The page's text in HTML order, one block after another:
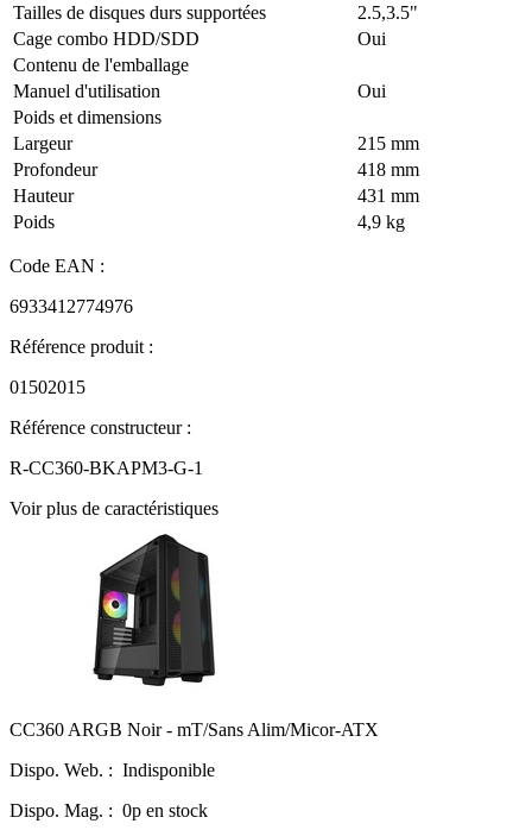
Tailles de disques durs supportées
2.5,3.5"
Cage combo HDD/SDD
Oui
Contenu de l'emballage
Manuel d'utilisation
Oui
Poids et dimensions
Largeur
215 mm
Profondeur
418 mm
Hauteur
431 mm
Poids
4,9 kg
Code EAN :
6933412774976
Référence produit :
01502015
Référence constructeur :
R-CC360-BKAPM3-G-1
Voir plus de caractéristiques
CC360 ARGB Noir - mT/Sans Alim/Micor-ATX
Dispo. Web. : Indisponible
Dispo. Mag. : 0p en stock